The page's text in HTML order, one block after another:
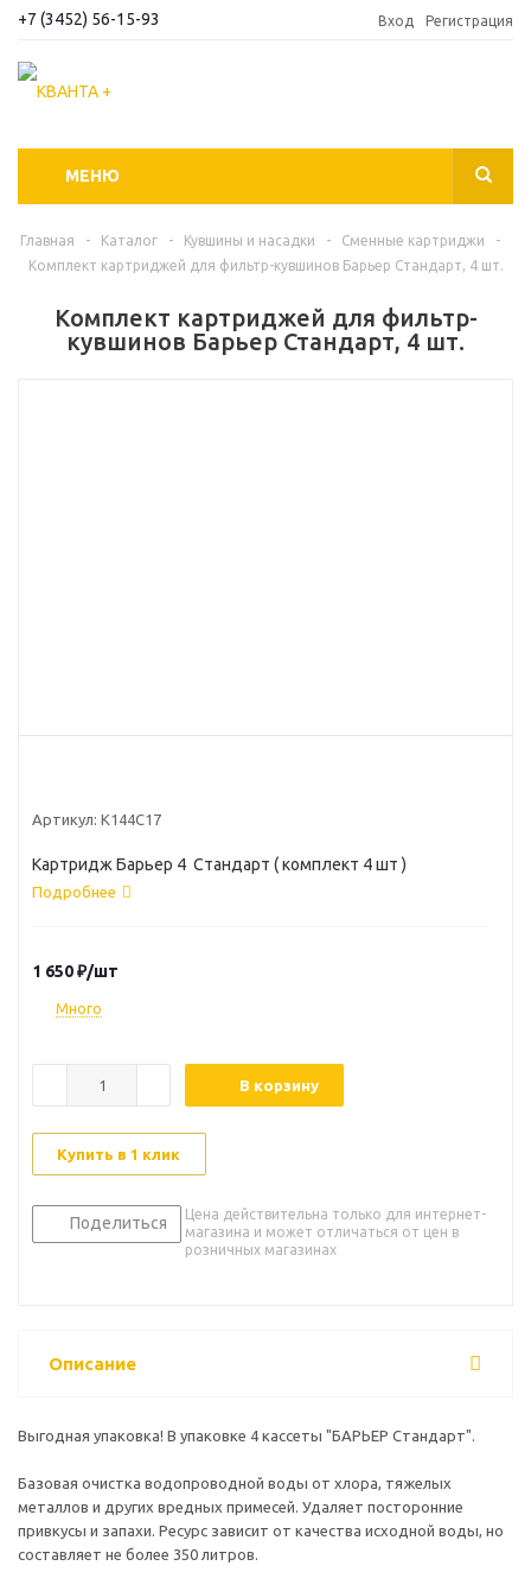
+7 (3452) 56-15-93 Вход Регистрация
МЕНЮ
Главная - Каталог - Кувшины и насадки - Сменные картриджи
-
Комплект картриджей для фильтр-кувшинов Барьер Стандарт, 4 шт.
Комплект картриджей для фильтр-
кувшинов Барьер Стандарт, 4 шт.
Артикул: К144С17
Картридж Барьер 4 Стандарт ( комплект 4 шт )
Подробнее
1 650₽/шт
Много
В корзину
Купить в 1 клик
Поделиться
Цена действительна только для интернет-
магазина и может отличаться от цен в
розничных магазинах
Описание
Выгодная упаковка! В упаковке 4 кассеты "БАРЬЕР Стандарт".
Базовая очистка водопроводной воды от хлора, тяжелых
металлов и других вредных примесей. Удаляет посторонние
привкусы и запахи. Ресурс зависит от качества исходной воды, но
составляет не более 350 литров.